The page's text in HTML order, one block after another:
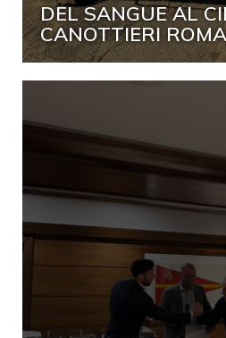
DEL SANGUE AL
CANOTTIERI ROMA